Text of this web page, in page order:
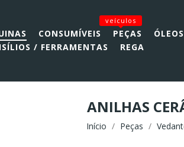
CONSUMÍVEIS PEÇAS
veículos
/ FERRAMENTAS
REGA
ANILHAS
Início Peças